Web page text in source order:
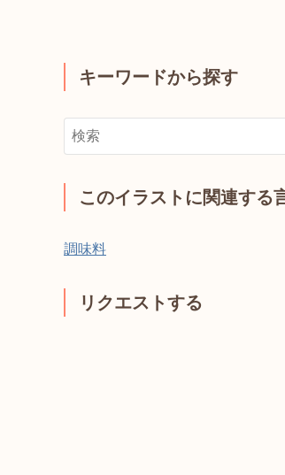
キーワードから探す
このイラストに関連する
調味料
リクエストする